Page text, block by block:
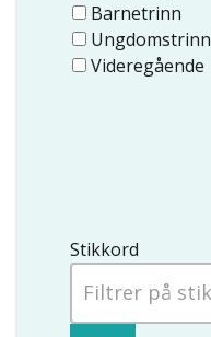
Barnetrinn
Ungdomstrinn
Videregående
Stikkord